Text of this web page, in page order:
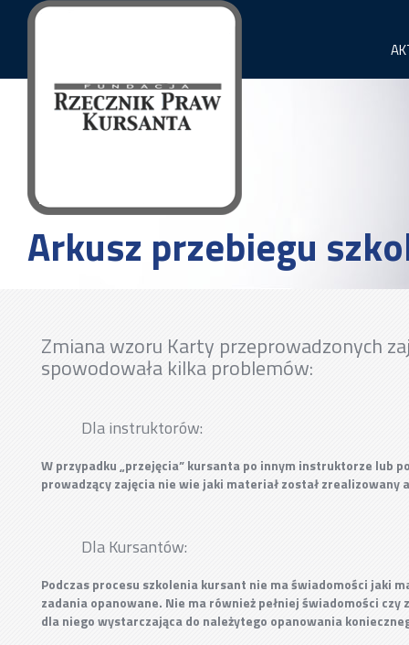
Arkusz przebiegu
Zmiana wzoru Karty przeprowadzonych
spowodowała kilka problemów:
Dla instruktorów:
W przypadku „przejęcia” kursanta po innym instruktorze lub
prowadzący zajęcia nie wie jaki materiał został
Dla Kursantów:
Podczas procesu szkolenia kursant nie ma świadomości jaki
zadania opanowane. Nie ma również pełniej świadomości
dla niego wystarczająca do należytego opanowania